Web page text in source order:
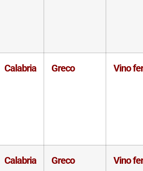
Calabria Greco Vino
Calabria Greco Vino